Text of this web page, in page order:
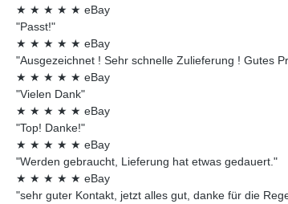
★ ★ ★ ★ ★ eBay
"Passt!"
★ ★ ★ ★ ★ eBay
"Ausgezeichnet ! Sehr schnelle Zulieferung ! Gutes
★ ★ ★ ★ ★ eBay
"Vielen Dank"
★ ★ ★ ★ ★ eBay
"Top! Danke!"
★ ★ ★ ★ ★ eBay
"Werden gebraucht, Lieferung hat etwas gedauert."
★ ★ ★ ★ ★ eBay
"sehr guter Kontakt, jetzt alles gut, danke für die